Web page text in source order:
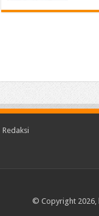
Redaksi
© Copyright 2026,